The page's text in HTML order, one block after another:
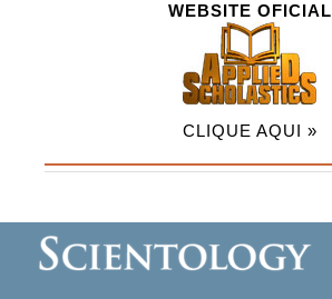
WEBSITE OFICIAL
CLIQUE AQUI »